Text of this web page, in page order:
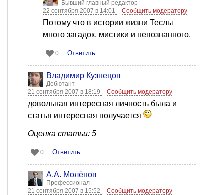
Бывший главный редактор
22 сентября 2007 в 14:01
Сообщить модератору
Потому что в истории жизни Теслы
много загадок, мистики и непознанного.
0 Ответить
Владимир Кузнецов
Дебютант
21 сентября 2007 в 18:19
Сообщить модератору
довольная интересная личность была и
статья интересная получается
Оценка статьи: 5
0 Ответить
А.А. Молёнов
Профессионал
21 сентября 2007 в 15:52
Сообщить модератору